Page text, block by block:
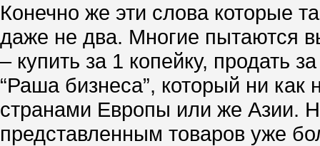
Конечно же эти слова которые
даже не два. Многие пытаются
– купить за 1 копейку, продать
“Раша бизнеса”, который ни
странами Европы или же Азии.
представленным товаров уже